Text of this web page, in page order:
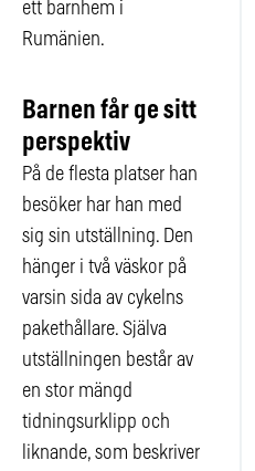
ett barnhem i
Rumänien.
Barnen får ge sitt
perspektiv
På de flesta platser han
besöker har han med
sig sin utställning. Den
hänger i två väskor på
varsin sida av cykelns
pakethållare. Själva
utställningen består av
en stor mängd
tidningsurklipp och
liknande, som beskriver